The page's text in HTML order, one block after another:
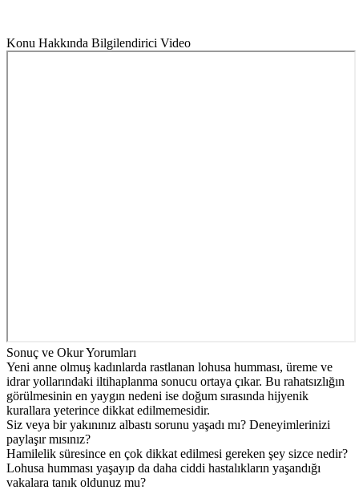
Konu Hakkında Bilgilendirici Video
Sonuç ve Okur Yorumları
Yeni anne olmuş kadınlarda rastlanan lohusa humması, üreme ve
idrar yollarındaki iltihaplanma sonucu ortaya çıkar. Bu rahatsızlığın
görülmesinin en yaygın nedeni ise doğum sırasında hijyenik
kurallara yeterince dikkat edilmemesidir.
Siz veya bir yakınınız albastı sorunu yaşadı mı? Deneyimlerinizi
paylaşır mısınız?
Hamilelik süresince en çok dikkat edilmesi gereken şey sizce nedir?
Lohusa humması yaşayıp da daha ciddi hastalıkların yaşandığı
vakalara tanık oldunuz mu?